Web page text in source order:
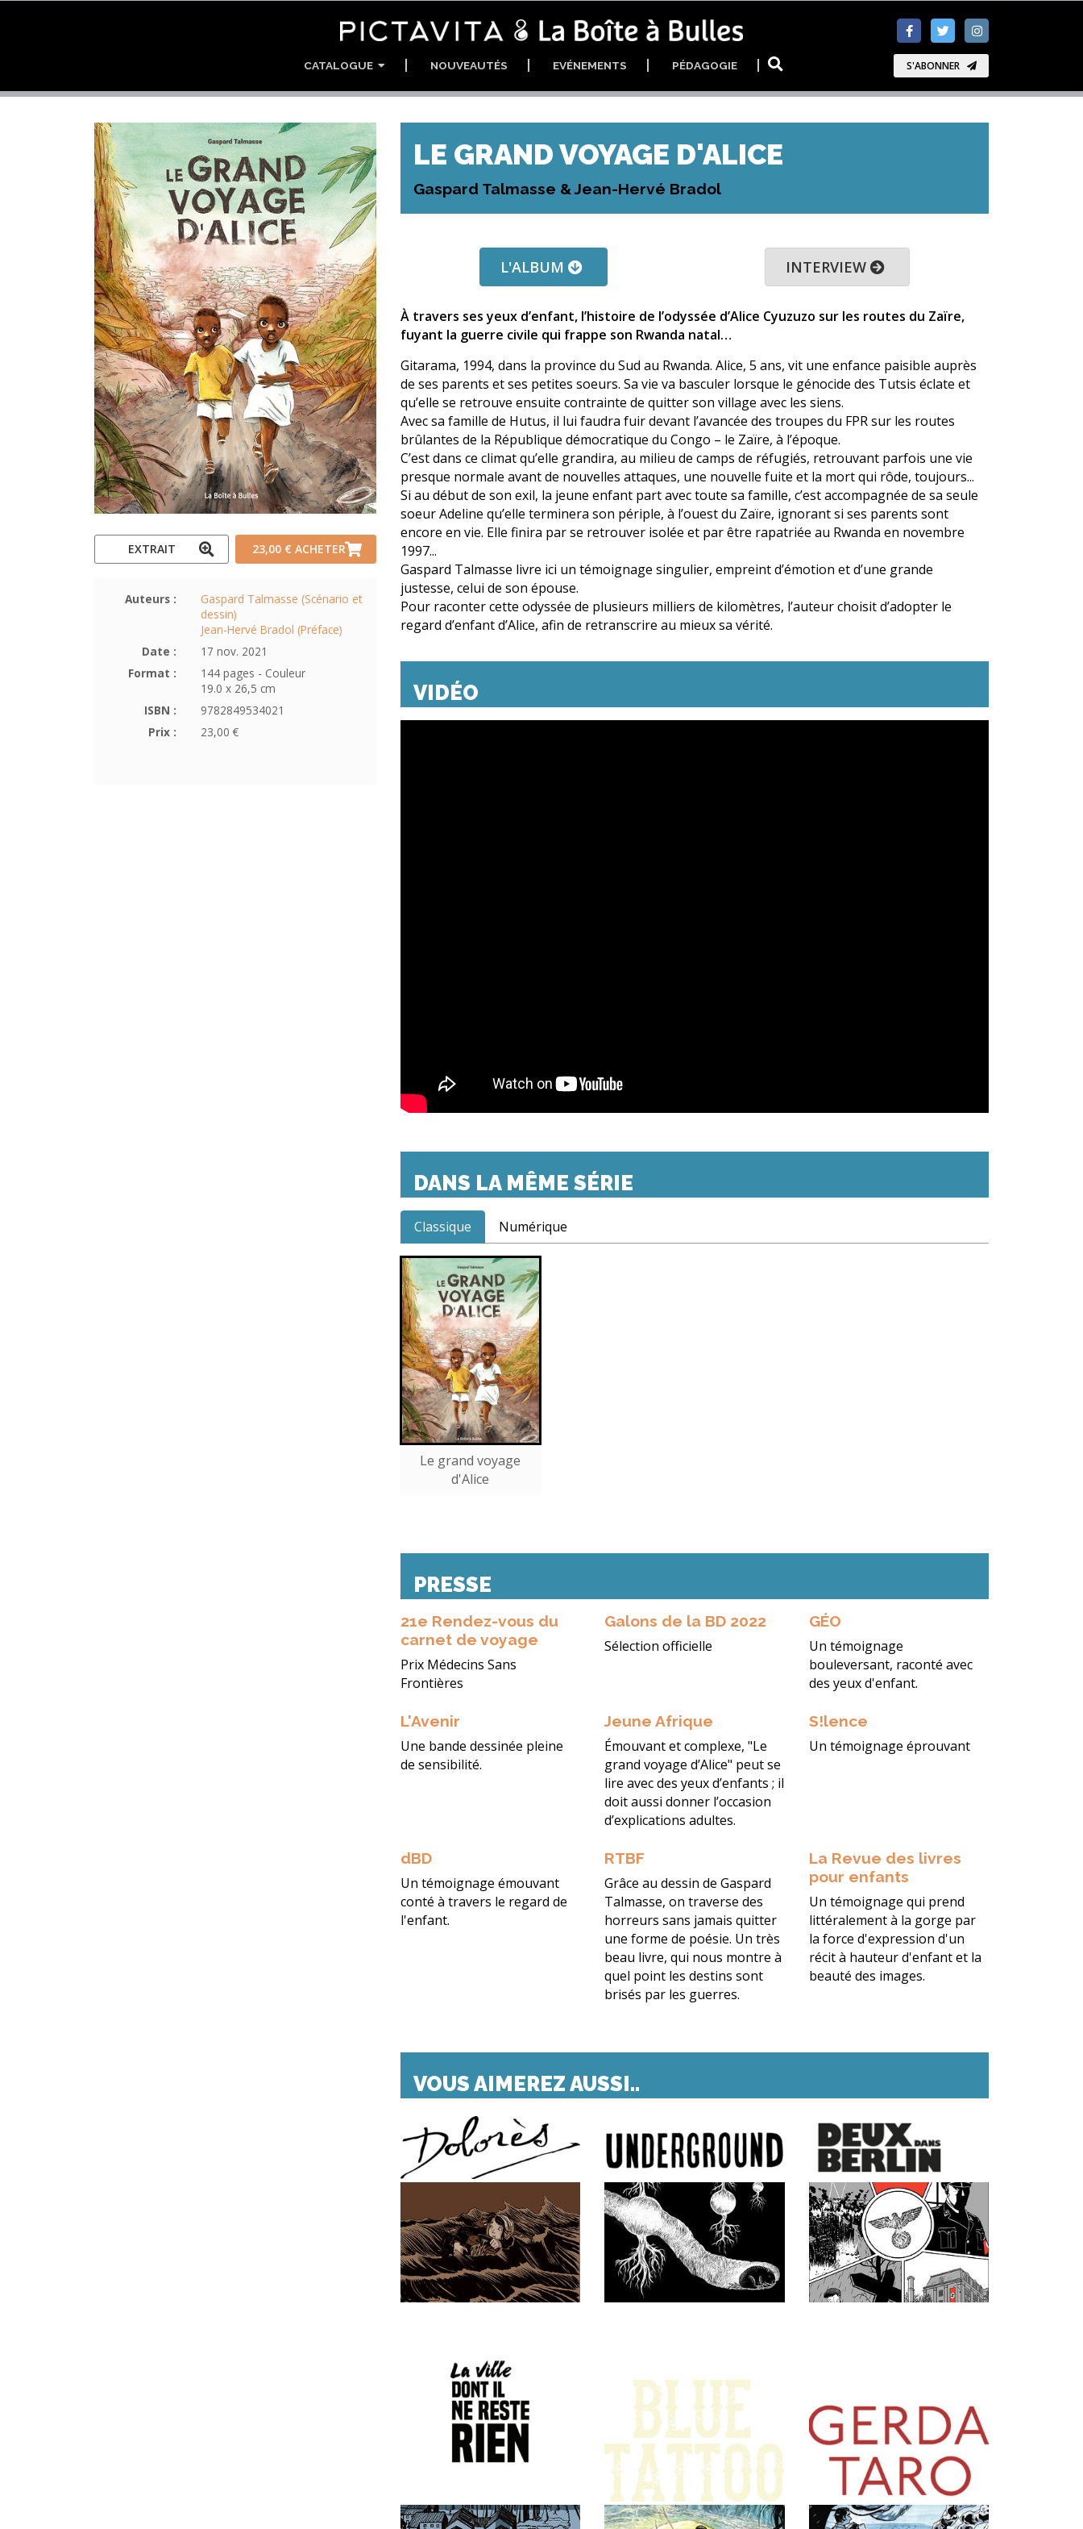
S'ABONNER
CATALOGUE NOUVEAUTÉS EVÉNEMENTS PÉDAGOGIE
EXTRAIT 23,00 € ACHETER
Auteurs :
Gaspard Talmasse (Scénario et
dessin)
Jean-Hervé Bradol (Préface)
Date :
17 nov. 2021
Format :
144 pages - Couleur
19.0 x 26,5 cm
ISBN :
9782849534021
Prix :
23,00 €
LE GRAND VOYAGE D'ALICE
Gaspard Talmasse & Jean-Hervé Bradol
L'ALBUM INTERVIEW
À travers ses yeux d’enfant, l’histoire de l’odyssée d’Alice Cyuzuzo sur les routes du Zaïre,
fuyant la guerre civile qui frappe son Rwanda natal…
Gitarama, 1994, dans la province du Sud au Rwanda. Alice, 5 ans, vit une enfance paisible auprès
de ses parents et ses petites soeurs. Sa vie va basculer lorsque le génocide des Tutsis éclate et
qu’elle se retrouve ensuite contrainte de quitter son village avec les siens.
Avec sa famille de Hutus, il lui faudra fuir devant l’avancée des troupes du FPR sur les routes
brûlantes de la République démocratique du Congo – le Zaïre, à l’époque.
C’est dans ce climat qu’elle grandira, au milieu de camps de réfugiés, retrouvant parfois une vie
presque normale avant de nouvelles attaques, une nouvelle fuite et la mort qui rôde, toujours...
Si au début de son exil, la jeune enfant part avec toute sa famille, c’est accompagnée de sa seule
soeur Adeline qu’elle terminera son périple, à l’ouest du Zaïre, ignorant si ses parents sont
encore en vie. Elle finira par se retrouver isolée et par être rapatriée au Rwanda en novembre
1997...
Gaspard Talmasse livre ici un témoignage singulier, empreint d’émotion et d’une grande
justesse, celui de son épouse.
Pour raconter cette odyssée de plusieurs milliers de kilomètres, l’auteur choisit d’adopter le
regard d’enfant d’Alice, afin de retranscrire au mieux sa vérité.
VIDÉO
DANS LA MÊME SÉRIE
Classique Numérique
Le grand voyage
d'Alice
PRESSE
21e Rendez-vous du
carnet de voyage
Prix Médecins Sans
Frontières
Galons de la BD 2022
Sélection officielle
GÉO
Un témoignage
bouleversant, raconté avec
des yeux d'enfant.
L'Avenir
Une bande dessinée pleine
de sensibilité.
Jeune Afrique
Émouvant et complexe, "Le
grand voyage d’Alice" peut se
lire avec des yeux d’enfants ; il
doit aussi donner l’occasion
d’explications adultes.
S!lence
Un témoignage éprouvant
dBD
Un témoignage émouvant
conté à travers le regard de
l'enfant.
RTBF
Grâce au dessin de Gaspard
Talmasse, on traverse des
horreurs sans jamais quitter
une forme de poésie. Un très
beau livre, qui nous montre à
quel point les destins sont
brisés par les guerres.
La Revue des livres
pour enfants
Un témoignage qui prend
littéralement à la gorge par
la force d'expression d'un
récit à hauteur d'enfant et la
beauté des images.
VOUS AIMEREZ AUSSI..